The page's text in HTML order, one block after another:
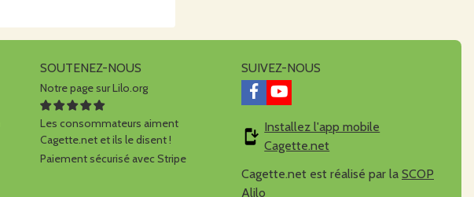
SOUTENEZ-NOUS
Notre page sur Lilo.org
Les consommateurs aiment
Cagette.net et ils le disent !
Paiement sécurisé avec Stripe
SUIVEZ-NOUS
Installez l'app mobile
Cagette.net
Cagette.net est réalisé par la SCOP
Alilo